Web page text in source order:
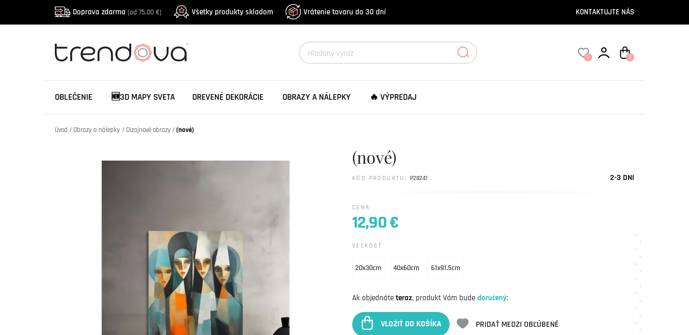
Doprava zdarma (od 75,00 €) Všetky produkty skladom Vrátenie tovaru do 30 dní KONTAKTUJTE NÁS
0 0
OBLEČENIE 🆕3D MAPY SVETA DREVENÉ DEKORÁCIE OBRAZY A NÁLEPKY 🔥 VÝPREDAJ
Úvod Obrazy a nálepky Dizajnové obrazy (nové)
(nové)
2-3 DNI
KÓD PRODUKTU: P28241
CENA
12,90 €
VEĽKOSŤ
20x30cm 40x60cm 61x91,5cm
Ak objednáte teraz, produkt Vám bude doručený:
VLOŽIŤ DO KOŠÍKA PRIDAŤ MEDZI OBĽÚBENÉ